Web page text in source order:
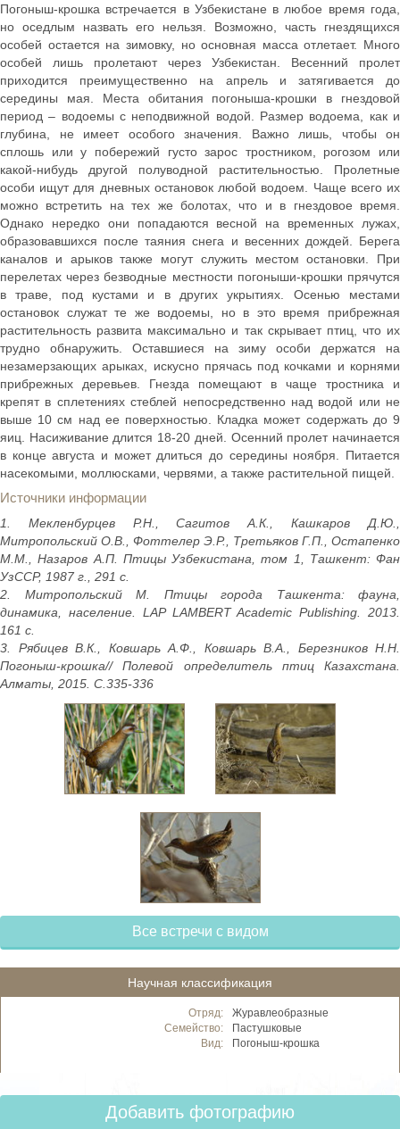
Погоныш-крошка встречается в Узбекистане в любое время года,
но оседлым назвать его нельзя. Возможно, часть гнездящихся
особей остается на зимовку, но основная масса отлетает. Много
особей лишь пролетают через Узбекистан. Весенний пролет
приходится преимущественно на апрель и затягивается до
середины мая. Места обитания погоныша-крошки в гнездовой
период – водоемы с неподвижной водой. Размер водоема, как и
глубина, не имеет особого значения. Важно лишь, чтобы он
сплошь или у побережий густо зарос тростником, рогозом или
какой-нибудь другой полуводной растительностью. Пролетные
особи ищут для дневных остановок любой водоем. Чаще всего их
можно встретить на тех же болотах, что и в гнездовое время.
Однако нередко они попадаются весной на временных лужах,
образовавшихся после таяния снега и весенних дождей. Берега
каналов и арыков также могут служить местом остановки. При
перелетах через безводные местности погоныши-крошки прячутся
в траве, под кустами и в других укрытиях. Осенью местами
остановок служат те же водоемы, но в это время прибрежная
растительность развита максимально и так скрывает птиц, что их
трудно обнаружить. Оставшиеся на зиму особи держатся на
незамерзающих арыках, искусно прячась под кочками и корнями
прибрежных деревьев. Гнезда помещают в чаще тростника и
крепят в сплетениях стеблей непосредственно над водой или не
выше 10 см над ее поверхностью. Кладка может содержать до 9
яиц. Насиживание длится 18-20 дней. Осенний пролет начинается
в конце августа и может длиться до середины ноября. Питается
насекомыми, моллюсками, червями, а также растительной пищей.
Источники информации
1. Мекленбурцев Р.Н., Сагитов А.К., Кашкаров Д.Ю.,
Митропольский О.В., Фоттелер Э.Р., Третьяков Г.П., Остапенко
М.М., Назаров А.П. Птицы Узбекистана, том 1, Ташкент: Фан
УзССР, 1987 г., 291 с.
2. Митропольский М. Птицы города Ташкента: фауна,
динамика, население. LAP LAMBERT Academiс Publishing. 2013.
161 c.
3. Рябицев В.К., Ковшарь А.Ф., Ковшарь В.А., Березников Н.Н.
Погоныш-крошка// Полевой определитель птиц Казахстана.
Алматы, 2015. С.335-336
Все встречи с видом
Научная классификация
Отряд:
Журавлеобразные
Семейство:
Пастушковые
Вид:
Погоныш-крошка
Добавить фотографию